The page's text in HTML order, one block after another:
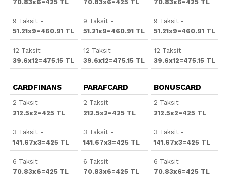
70.83x6=425 TL
9 Taksit -
51.21x9=460.91 TL
12 Taksit -
39.6x12=475.15 TL
70.83x6=425 TL
9 Taksit -
51.21x9=460.91 TL
12 Taksit -
39.6x12=475.15 TL
70.83x6=425 TL
9 Taksit -
51.21x9=460.91 TL
12 Taksit -
39.6x12=475.15 TL
CARDFINANS
2 Taksit -
212.5x2=425 TL
3 Taksit -
141.67x3=425 TL
6 Taksit -
70.83x6=425 TL
PARAFCARD
2 Taksit -
212.5x2=425 TL
3 Taksit -
141.67x3=425 TL
6 Taksit -
70.83x6=425 TL
BONUSCARD
2 Taksit -
212.5x2=425 TL
3 Taksit -
141.67x3=425 TL
6 Taksit -
70.83x6=425 TL